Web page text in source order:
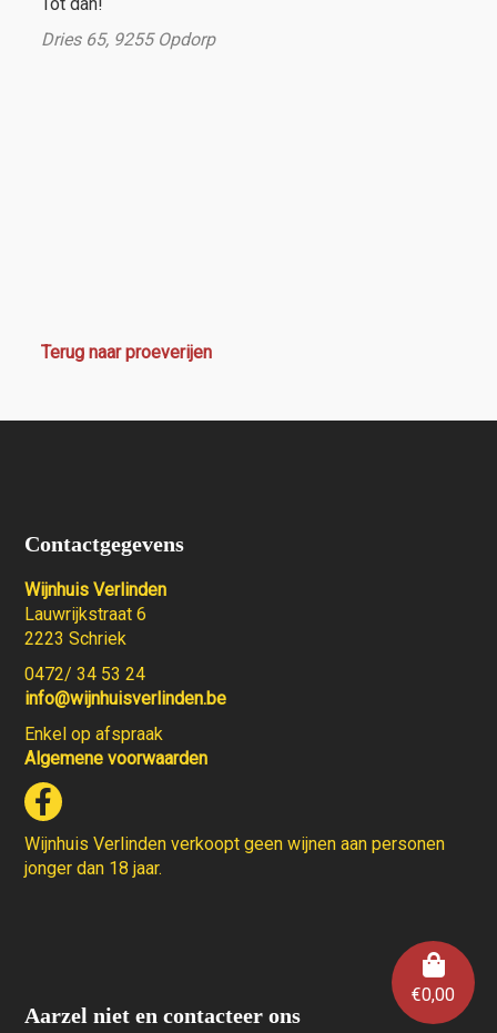
€0,00
Dries 65, 9255 Opdorp
Terug naar proeverijen
Contactgegevens
Wijnhuis Verlinden
Lauwrijkstraat 6
2223 Schriek
0472/ 34 53 24
info@wijnhuisverlinden.be
Enkel op afspraak
Algemene voorwaarden
Wijnhuis Verlinden verkoopt geen wijnen aan personen
jonger dan 18 jaar.
Aarzel niet en contacteer ons